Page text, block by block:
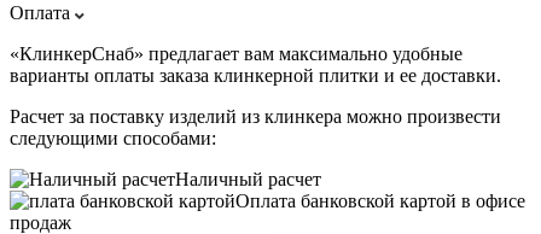
Оплата
«КлинкерСнаб» предлагает вам максимально удобные
варианты оплаты заказа клинкерной плитки и ее доставки.
Расчет за поставку изделий из клинкера можно произвести
следующими способами:
Наличный расчет
Оплата банковской картой в офисе
продаж